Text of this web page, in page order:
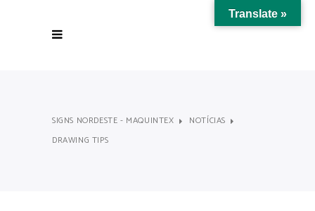
SIGNS NORDESTE - MAQUINTEX
NOTÍCIAS
DRAWING TIPS
Translate »